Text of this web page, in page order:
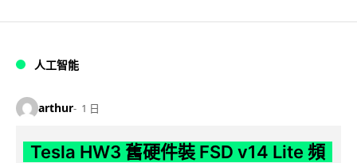
人工智能
arthur 1 日
Tesla HW3 舊硬件裝 FSD v14 Lite 頻